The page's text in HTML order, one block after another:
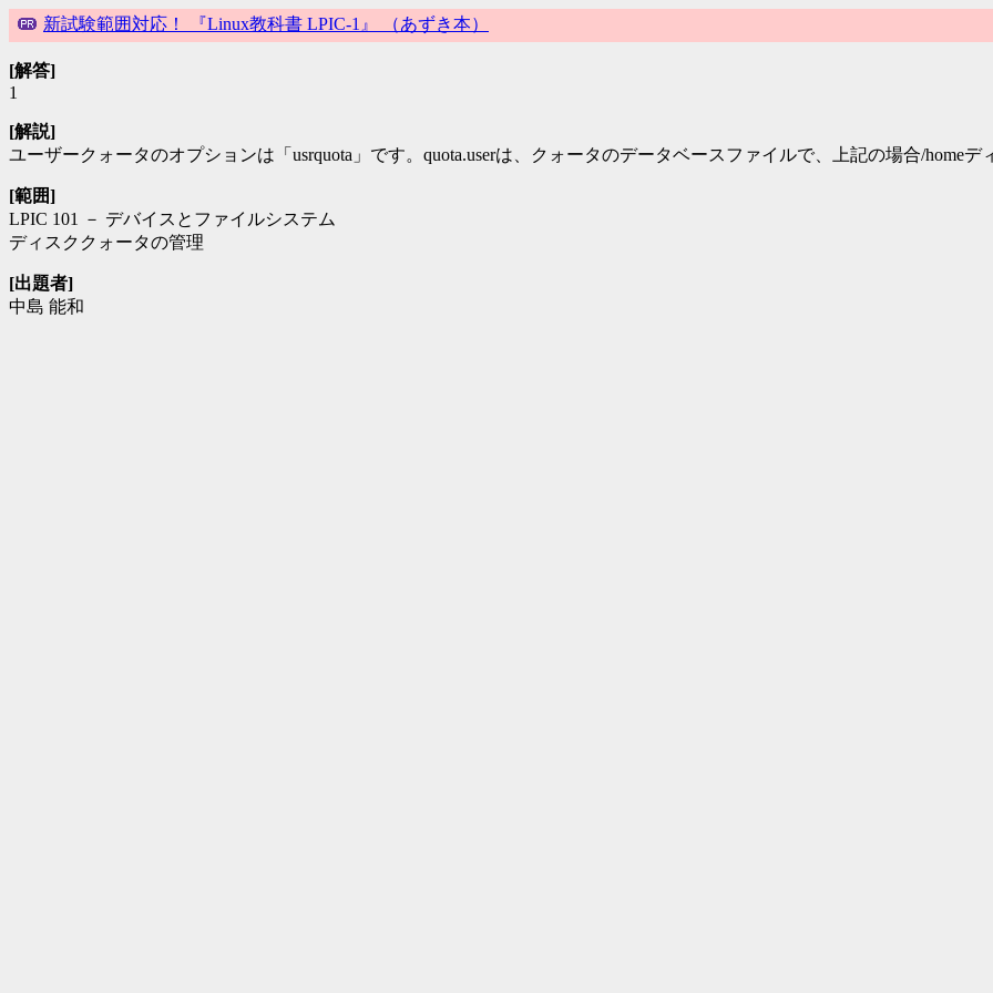
新試験範囲対応！ 『Linux教科書 LPIC-1』 （あずき本）
[解答]
1
[解説]
ユーザークォータのオプションは「usrquota」です。quota.userは、クォータのデータベースファイルで、上記の場合/homeデ
[範囲]
LPIC 101 － デバイスとファイルシステム
ディスククォータの管理
[出題者]
中島 能和